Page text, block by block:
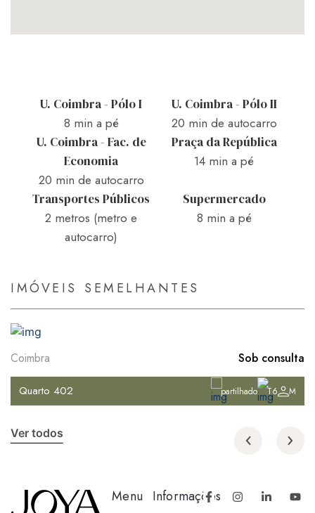
U. Coimbra - Pólo I
8 min a pé
U. Coimbra - Pólo II
20 min de autocarro
U. Coimbra - Fac. de
Economia
20 min de autocarro
Praça da República
14 min a pé
Transportes Públicos
2 metros (metro e
autocarro)
Supermercado
8 min a pé
IMÓVEIS SEMELHANTES
Coimbra
Quarto 406
Ver todos
Menu Informações